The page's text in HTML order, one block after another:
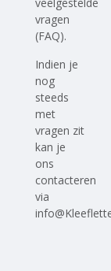
vragen
(FAQ).
Indien je
nog
steeds
met
vragen zit
kan je
ons
contacteren
via